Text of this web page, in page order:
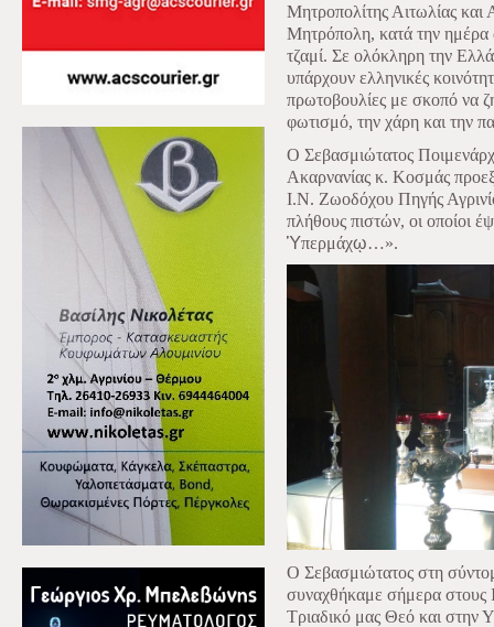
Μητροπολίτης Αιτωλίας
Μητρόπολη, κατά την ημέρα
τζαμί. Σε ολόκληρη την
υπάρχουν ελληνικές
πρωτοβουλίες με σκοπό να
φωτισμό, την χάρη και την
Ο Σεβασμιώτατος
Ακαρνανίας κ. Κοσμάς
Ι.Ν. Ζωοδόχου Πηγής
πλήθους πιστών, οι οποίοι
Ὑπερμάχῳ…».
Ο Σεβασμιώτατος στη
συναχθήκαμε σήμερα στους
Τριαδικό μας Θεό και στην